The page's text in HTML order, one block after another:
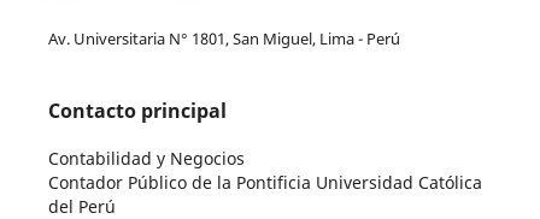
Av. Universitaria N° 1801, San Miguel, Lima - Perú
Contacto principal
Contabilidad y Negocios
Contador Público de la Pontificia Universidad Católica
del Perú